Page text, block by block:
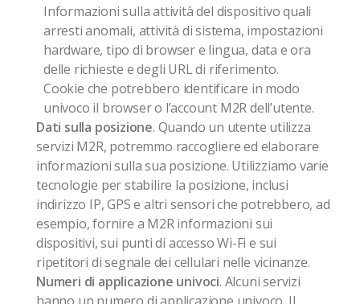
Informazioni sulla attività del dispositivo quali
arresti anomali, attività di sistema, impostazioni
hardware, tipo di browser e lingua, data e ora
delle richieste e degli URL di riferimento.
Cookie che potrebbero identificare in modo
univoco il browser o l’account M2R dell’utente.
Dati sulla posizione. Quando un utente utilizza
servizi M2R, potremmo raccogliere ed elaborare
informazioni sulla sua posizione. Utilizziamo varie
tecnologie per stabilire la posizione, inclusi
indirizzo IP, GPS e altri sensori che potrebbero, ad
esempio, fornire a M2R informazioni sui
dispositivi, sui punti di accesso Wi-Fi e sui
ripetitori di segnale dei cellulari nelle vicinanze.
Numeri di applicazione univoci. Alcuni servizi